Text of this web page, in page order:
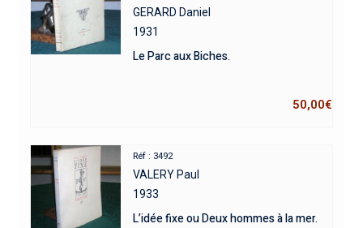
GERARD Daniel
1931
Le Parc aux Biches.
50,00€
Réf : 3492
VALERY Paul
1933
L’idée fixe ou Deux hommes à la mer.